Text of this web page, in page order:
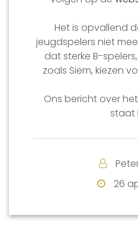
Het is opvallend
jeugdspelers niet
dat sterke B-
zoals Siem, kiezen
Ons bericht over
staat
26